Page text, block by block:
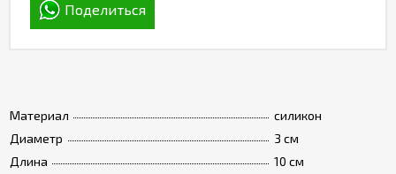
Материал
силикон
Диаметр
3 см
Длина
10 см
Поделиться